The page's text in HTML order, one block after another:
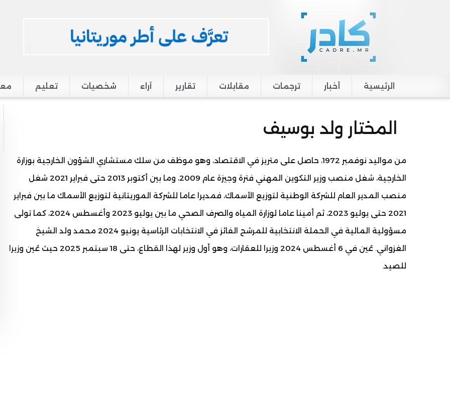
Main navigation
الرئيسية أخبار ترجمات مقابلات تقارير آراء شخصيات تعليم
المختار ولد بوسيف
من مواليد نوفمبر 1972، حاصل على متريز في الاقتصاد، وهو موظف من سلك مستشاري الشؤون الخارجية بوزارة
الخارجية، شغل منصب وزير التكوين المهني فترة وجيزة عام 2009، وما بين أكتوبر 2013 حتى فبراير 2021 شغل
منصب المدير العام للشركة الوطنية لتوزيع الأسماك، فمديرا عاما للشركة الموريتانية لتوزيع الأسماك ما بين فبراير
2021 حتى يوليو 2023، ثم أمينا عاما لوزارة المياه والصرف الصحي ما بين يوليو 2023 وأغسطس 2024، كما تولى
مسؤولية المالية في الحملة الانتخابية للمرشح الفائز في الانتخابات الرئاسية يونيو 2024 محمد ولد الشيخ
الغزواني. عُين في 6 أغسطس 2024 وزيرا للعقارات، وهو أول وزير لهذا القطاع، حتى 18 سبتمبر 2025 حيث عُين وزيرا
للصيد.